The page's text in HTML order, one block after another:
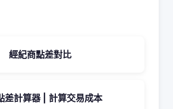
經紀商點差對比
差計算器 | 計算交易成本